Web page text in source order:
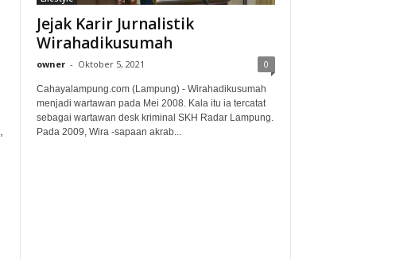
Jejak Karir Jurnalistik
Wirahadikusumah
owner - Oktober 5, 2021 0
Cahayalampung.com (Lampung) - Wirahadikusumah
menjadi wartawan pada Mei 2008. Kala itu ia tercatat
sebagai wartawan desk kriminal SKH Radar Lampung.
Pada 2009, Wira -sapaan akrab...